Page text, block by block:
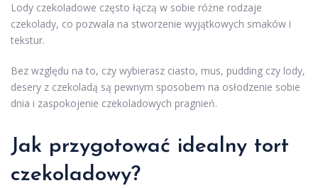
Lody czekoladowe często łączą w sobie różne rodzaje
czekolady, co pozwala na stworzenie wyjątkowych smaków i
tekstur.
Bez względu na to, czy wybierasz ciasto, mus, pudding czy lody,
desery z czekoladą są pewnym sposobem na osłodzenie sobie
dnia i zaspokojenie czekoladowych pragnień.
Jak przygotować idealny tort
czekoladowy?